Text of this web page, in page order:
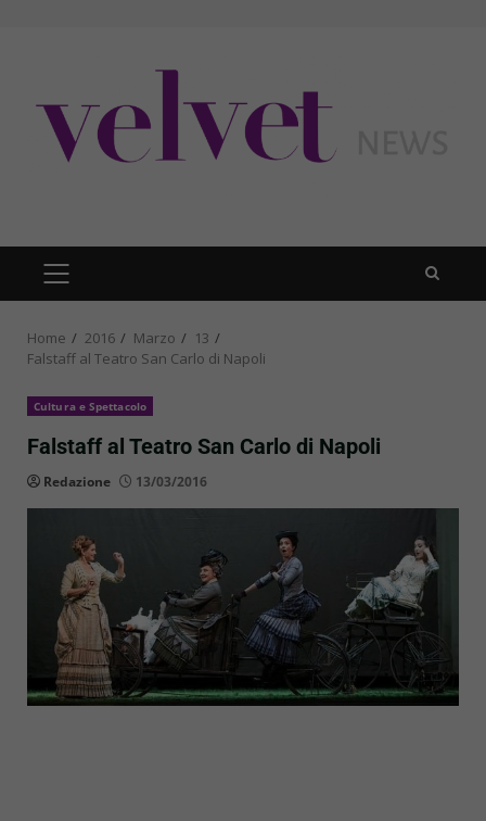
PRIMARY
MENU
Home 2016 Marzo
13
Falstaff al Teatro San Carlo di Napoli
Cultura e Spettacolo
Falstaff al Teatro San Carlo di Napoli
Redazione 13/03/2016